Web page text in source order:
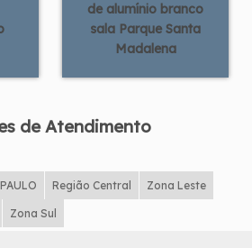
de alumínio branco
sala Parque Santa
Madalena
de Atendimento
Região Central Zona Leste
Zona Sul